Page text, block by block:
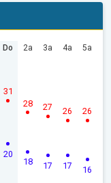
Do
20
31
2a
18
28
3a
17
27
4a
17
26
5a
16
26